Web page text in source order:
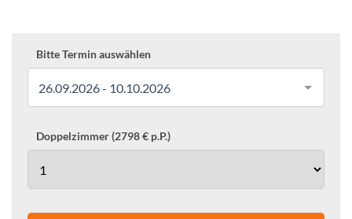
Bitte Termin auswählen
26.09.2026 - 10.10.2026
Doppelzimmer (2798 € p.P.)